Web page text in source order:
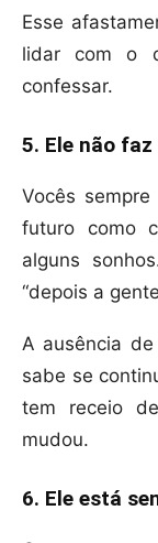
Esse
lidar com o
confessar.
5. Ele não
Vocês
futuro como
alguns
“depois a
A ausência
sabe se
tem receio
mudou.
6. Ele está